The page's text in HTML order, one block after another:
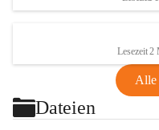
Lesezeit 2
Alle
Dateien